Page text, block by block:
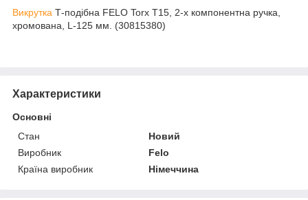
Викрутка Т-подібна FELO Torx T15, 2-х компонентна ручка,
хромована, L-125 мм. (30815380)
Характеристики
Основні
Стан
Новий
Виробник
Felo
Країна виробник
Німеччина